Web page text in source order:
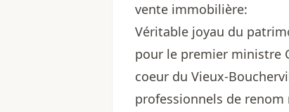
vente immobilière:
Véritable joyau du
pour le premier ministre
coeur du Vieux-
professionnels de